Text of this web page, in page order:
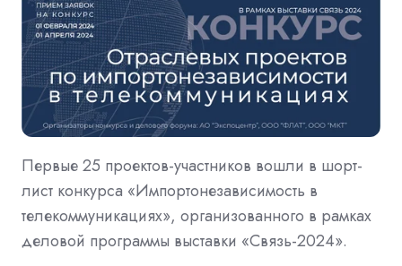
Первые 25 проектов-участников вошли в шорт-
лист конкурса «Импортонезависимость в
телекоммуникациях», организованного в рамках
деловой программы выставки «Связь-2024».